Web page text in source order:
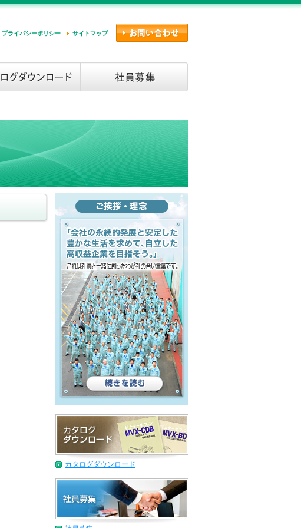
プライバシーポリシー サイトマップ
カタログダウンロード